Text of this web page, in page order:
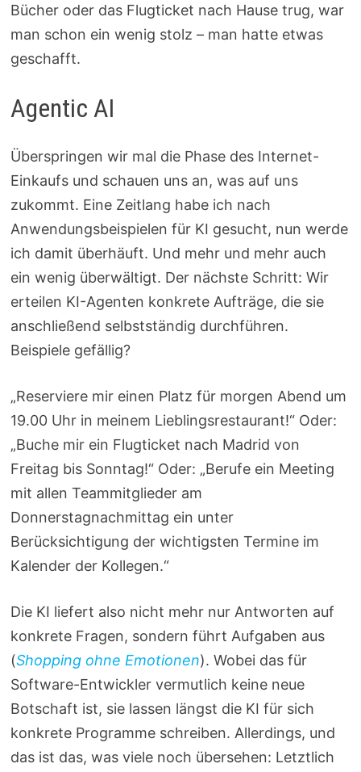
Bücher oder das Flugticket nach Hause trug, war
man schon ein wenig stolz – man hatte etwas
geschafft.
Agentic AI
Überspringen wir mal die Phase des Internet-
Einkaufs und schauen uns an, was auf uns
zukommt. Eine Zeitlang habe ich nach
Anwendungsbeispielen für KI gesucht, nun werde
ich damit überhäuft. Und mehr und mehr auch
ein wenig überwältigt. Der nächste Schritt: Wir
erteilen KI-Agenten konkrete Aufträge, die sie
anschließend selbstständig durchführen.
Beispiele gefällig?
„Reserviere mir einen Platz für morgen Abend um
19.00 Uhr in meinem Lieblingsrestaurant!“ Oder:
„Buche mir ein Flugticket nach Madrid von
Freitag bis Sonntag!“ Oder: „Berufe ein Meeting
mit allen Teammitglieder am
Donnerstagnachmittag ein unter
Berücksichtigung der wichtigsten Termine im
Kalender der Kollegen.“
Die KI liefert also nicht mehr nur Antworten auf
konkrete Fragen, sondern führt Aufgaben aus
(Shopping ohne Emotionen). Wobei das für
Software-Entwickler vermutlich keine neue
Botschaft ist, sie lassen längst die KI für sich
konkrete Programme schreiben. Allerdings, und
das ist das, was viele noch übersehen: Letztlich